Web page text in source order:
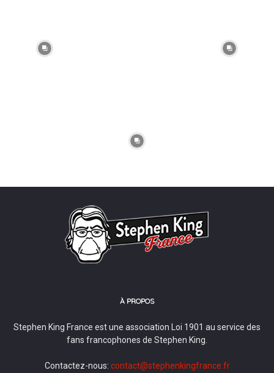
À PROPOS
Stephen King France est une association Loi 1901 au service des
fans francophones de Stephen King.
Contactez-nous: contact@stephenkingfrance.fr